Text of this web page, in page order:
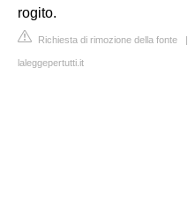
rogito.
Richiesta di rimozione della fonte
laleggepertutti.it